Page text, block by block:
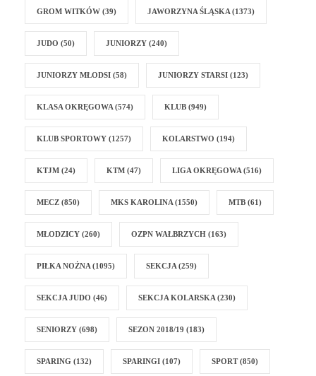
GROM WITKÓW (39) JAWORZYNA ŚLĄSKA (1373)
JUDO (50) JUNIORZY (240)
JUNIORZY MŁODSI (58) JUNIORZY STARSI (123)
KLASA OKRĘGOWA (574) KLUB (949)
KLUB SPORTOWY (1257) KOLARSTWO (194)
KTJM (24) KTM (47) LIGA OKRĘGOWA (516)
MECZ (850) MKS KAROLINA (1550) MTB (61)
MŁODZICY (260) OZPN WAŁBRZYCH (163)
PIŁKA NOŻNA (1095) SEKCJA (259)
SEKCJA JUDO (46) SEKCJA KOLARSKA (230)
SENIORZY (698) SEZON 2018/19 (183)
SPARING (132) SPARINGI (107) SPORT(850)